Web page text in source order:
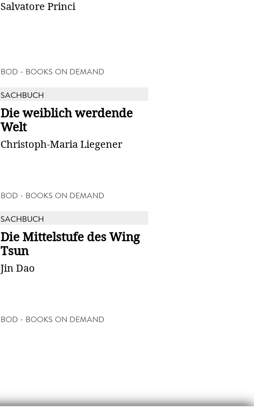
Salvatore Princi
BOD - BOOKS ON DEMAND
SACHBUCH
Die weiblich werdende
Welt
Christoph-Maria Liegener
BOD - BOOKS ON DEMAND
SACHBUCH
Die Mittelstufe des Wing
Tsun
Jin Dao
BOD - BOOKS ON DEMAND